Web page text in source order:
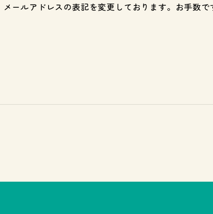
ールアドレスの表記を変更しております。お手数